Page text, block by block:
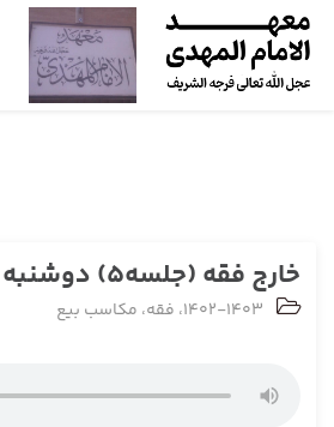
خارج فقه (جلسه5) دوشنبه 1402/07/10
1402-1403، فقه، مکاسب بیع